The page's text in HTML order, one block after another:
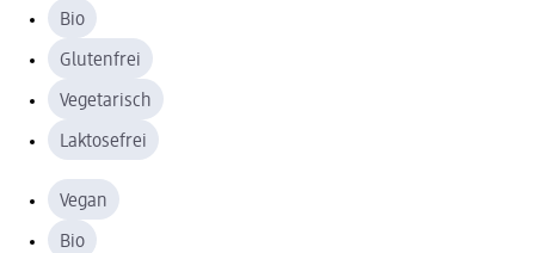
Bio
Glutenfrei
Vegetarisch
Laktosefrei
Vegan
Bio